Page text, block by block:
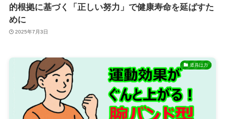
的根拠に基づく「正しい努力」で健康寿命を延ばすた
めに
2025年7月3日
道具は力